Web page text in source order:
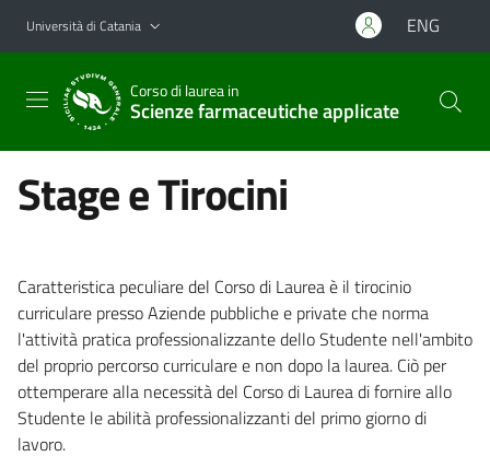
Vai al contenuto principale
Vai al menu di navigazione
Università di Catania ENG
Corso di laurea in
Scienze farmaceutiche applicate
Stage e Tirocini
Caratteristica peculiare del Corso di Laurea è il tirocinio
curriculare presso Aziende pubbliche e private che norma
l'attività pratica professionalizzante dello Studente nell'ambito
del proprio percorso curriculare e non dopo la laurea. Ciò per
ottemperare alla necessità del Corso di Laurea di fornire allo
Studente le abilità professionalizzanti del primo giorno di
lavoro.